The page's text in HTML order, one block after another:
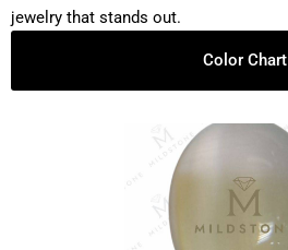
jewelry that stands out.
Color Chart